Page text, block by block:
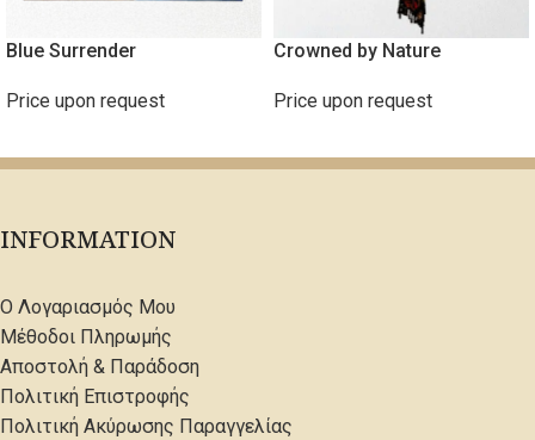
Blue Surrender
Price upon request
Crowned by Nature
Price upon request
INFORMATION
Ο Λογαριασμός Μου
Μέθοδοι Πληρωμής
Αποστολή & Παράδοση
Πολιτική Επιστροφής
Πολιτική Ακύρωσης Παραγγελίας